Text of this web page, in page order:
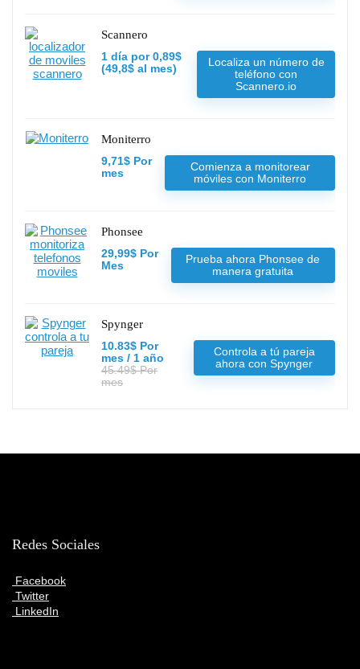
Scannero
1 día por 0,89$
(49,8$ al mes)
Localiza un número de
teléfono con
Scannero.io
Moniterro
9,71$ Por
mes
Comienza a monitorear
móviles con Moniterro
Phonsee
29,99$ Por
Mes
Prueba ahora Phonsee de
manera gratuita
Spynger
10.83$ Por
mes / 1 año
45.49$ Por
mes
Controla a tú pareja
ahora con Spynger
Redes Sociales
Facebook
Twitter
LinkedIn